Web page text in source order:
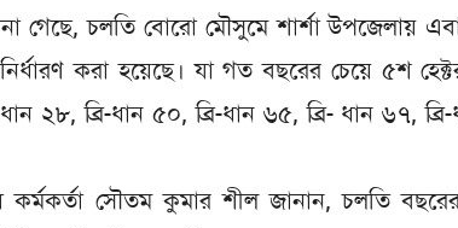
গেছে, চলতি বোরো মৌসুমে শার্শা উপজেলায়
নির্ধারণ করা হয়েছে। যা গত বছরের চেয়ে ৫শ
২৮, ব্রি-ধান ৫০, ব্রি-ধান ৬৫, ব্রি- ধান ৬৭,
কর্মকর্তা সৌতম কুমার শীল জানান, চলতি